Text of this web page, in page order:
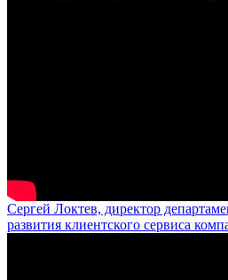
Сергей Локтев, директор
развития клиентского сервиса